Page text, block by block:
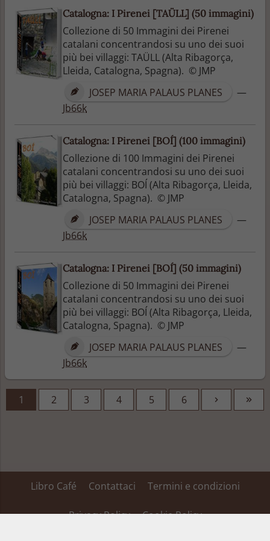
Catalogna: I Pirenei [TAÜLL] (50 immagini)
Collezione di 50 Immagini dei Pirenei
catalani concentrandosi su uno dei suoi
più bei villaggi: TAÜLL (Alta Ribagorça,
Lleida, Catalogna, Spagna). © JMP
JOSEP MARIA PALAUS PLANES
—
Jb66k
Catalogna: I Pirenei [BOÍ] (100 immagini)
Collezione di 100 Immagini dei Pirenei
catalani concentrandosi su uno dei suoi
più bei villaggi: BOÍ (Alta Ribagorça, Lleida,
Catalogna, Spagna). © JMP
JOSEP MARIA PALAUS PLANES
—
Jb66k
Catalogna: I Pirenei [BOÍ] (50 immagini)
Collezione di 50 Immagini dei Pirenei
catalani concentrandosi su uno dei suoi
più bei villaggi: BOÍ (Alta Ribagorça, Lleida,
Catalogna, Spagna). © JMP
JOSEP MARIA PALAUS PLANES
—
Jb66k
1 2 3 4 5 6
Libro Café Contattaci Termini e condizioni
Privacy Policy Cookie Policy